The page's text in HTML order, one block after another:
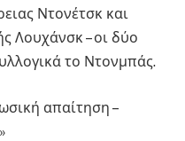
Ντονέτσκ και
Λουχάνσκ – οι δύο
το Ντονμπάς.
απαίτηση –